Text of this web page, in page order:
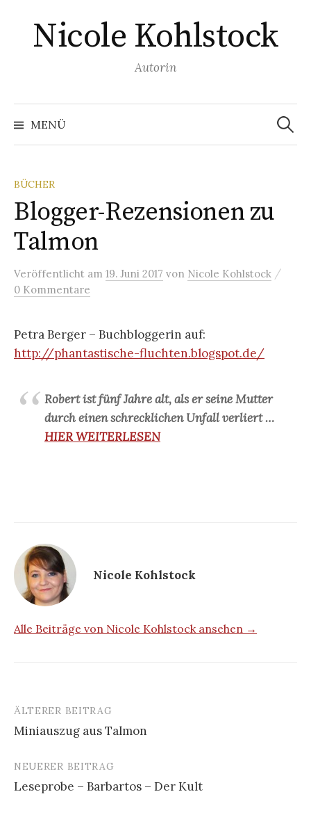
zum
InhaltNicole Kohlstock
Autorin
MENÜ
Suchen
nach:
BÜCHER
Blogger-Rezensionen zu
Talmon
Veröffentlicht am 19. Juni 2017 von Nicole Kohlstock /
0 Kommentare
Petra Berger – Buchbloggerin auf:
http://phantastische-fluchten.blogspot.de/
Robert ist fünf Jahre alt, als er seine Mutter
durch einen schrecklichen Unfall verliert …
HIER WEITERLESEN
Nicole Kohlstock
Alle Beiträge von Nicole Kohlstock ansehen →
Beitrags-
Navigation
ÄLTERER BEITRAG
Miniauszug aus Talmon
NEUERER BEITRAG
Leseprobe – Barbartos – Der Kult